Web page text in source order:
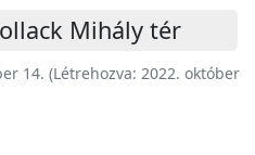
Mihály tér
14. (Létrehozva: 2022. október